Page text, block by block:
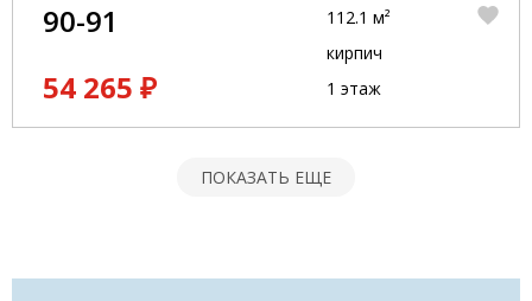
90-91
54 265 ₽
112.1 м²
кирпич
1 этаж
ПОКАЗАТЬ ЕЩЕ